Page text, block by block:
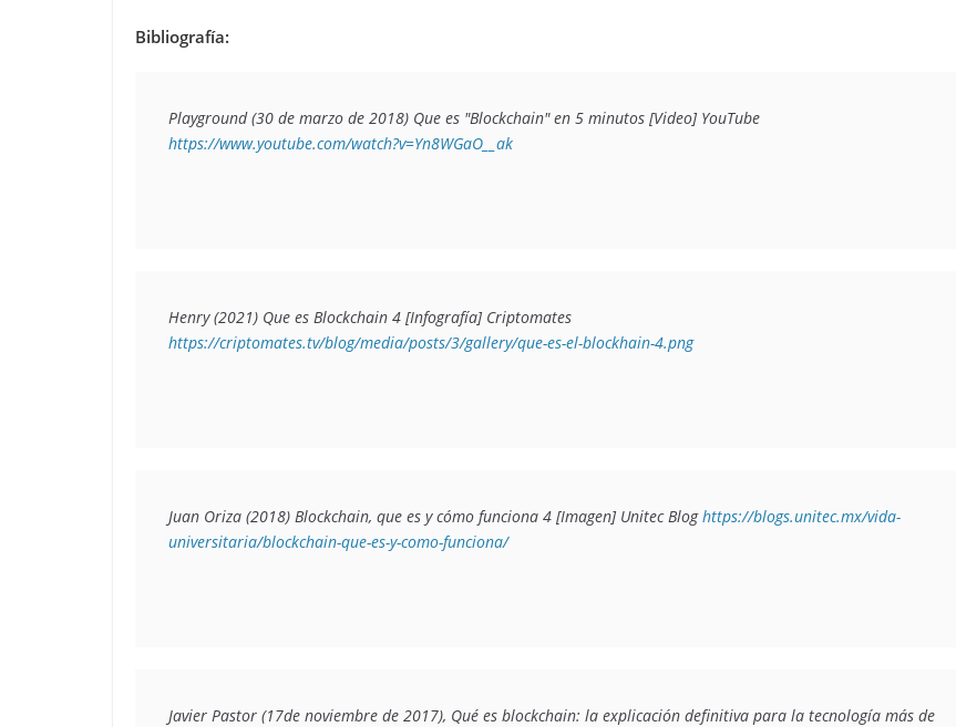
Bibliografía:
https://www.youtube.com/watch?v=Yn8WGaO__ak
https://criptomates.tv/blog/media/posts/3/gallery/que-es-el-blockhain-4.png
Juan Oriza (2018) Blockchain, que es y cómo funciona 4 [Imagen] Unitec Blog https://blogs.unitec.mx/vida-
universitaria/blockchain-que-es-y-como-funciona/
Javier Pastor (17de noviembre de 2017), Qué es blockchain: la explicación definitiva para la tecnología más de